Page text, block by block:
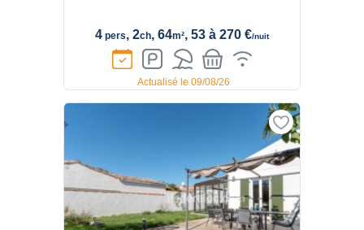
4 pers, 2ch, 64m², 53 à 270 €/nuit
Actualisé le 09/08/26